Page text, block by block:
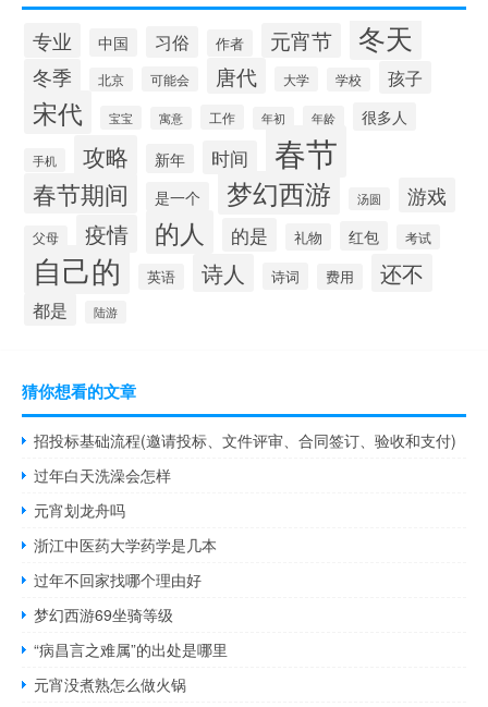
专业 中国 习俗 作者 元宵节 冬天
冬季 北京 可能会 唐代 大学 学校 孩子
宋代 宝宝 寓意 工作 年初 年龄 很多人
手机 攻略 新年 时间 春节
春节期间 是一个 梦幻西游 汤圆 游戏
父母 疫情 的人 的是 礼物 红包 考试
自己的 英语 诗人 诗词 费用 还不
都是 陆游
猜你想看的文章
招投标基础流程(邀请投标、文件评审、合同签订、验收和支付)
过年白天洗澡会怎样
元宵划龙舟吗
浙江中医药大学药学是几本
过年不回家找哪个理由好
梦幻西游69坐骑等级
“病昌言之难属”的出处是哪里
元宵没煮熟怎么做火锅